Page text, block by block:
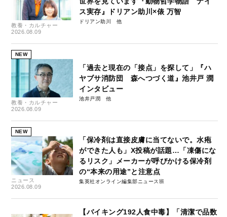
教養・カルチャー
2026.08.09
ス実存』ドリアン助川×俵 万智
ドリアン助川
NEW
教養・カルチャー
2026.08.09
「過去と現在の「接点」を探して」『ハ
ヤブサ消防団 森へつづく道』池井戸 潤
インタビュー
池井戸潤
NEW
ニュース
2026.08.09
「保冷剤は直接皮膚に当てないで。水疱
ができた人も」X投稿が話題…「凍傷にな
るリスク」メーカーが呼びかける保冷剤
の“本来の用途”と注意点
集英社オンライン編集部ニュース班
【バイキング192人食中毒】「清潔で品数